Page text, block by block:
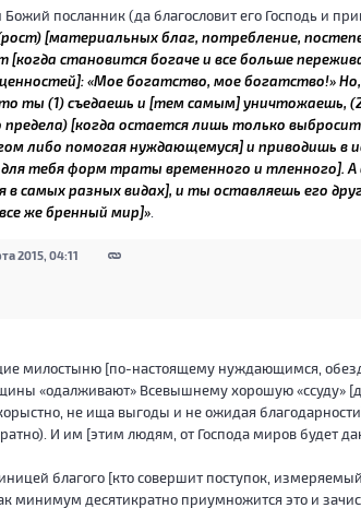
посланник (да благословит его Господь и
[материальных благ, потребление,
[когда становится богаче и все больше
«Мое богатство, мое богатство!»
ты (1) съедаешь и [тем самым] уничтожаешь,
предела) [когда остается лишь только
либо помогая нуждающемуся] и приводишь в
тебя форм траты временного и тленного].
самых разных видах], и ты оставляешь его
же бренный мир]»
2015, 04:11
милостыню [по-настоящему нуждающимся,
«одалживают» Всевышнему хорошую «ссуду»
не ища выгоды и не ожидая
И им [этим людям, от Господа миров будет
благого [кто совершит поступок,
минимум десятикратно приумножится это и